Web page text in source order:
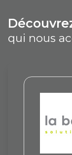
qui nous